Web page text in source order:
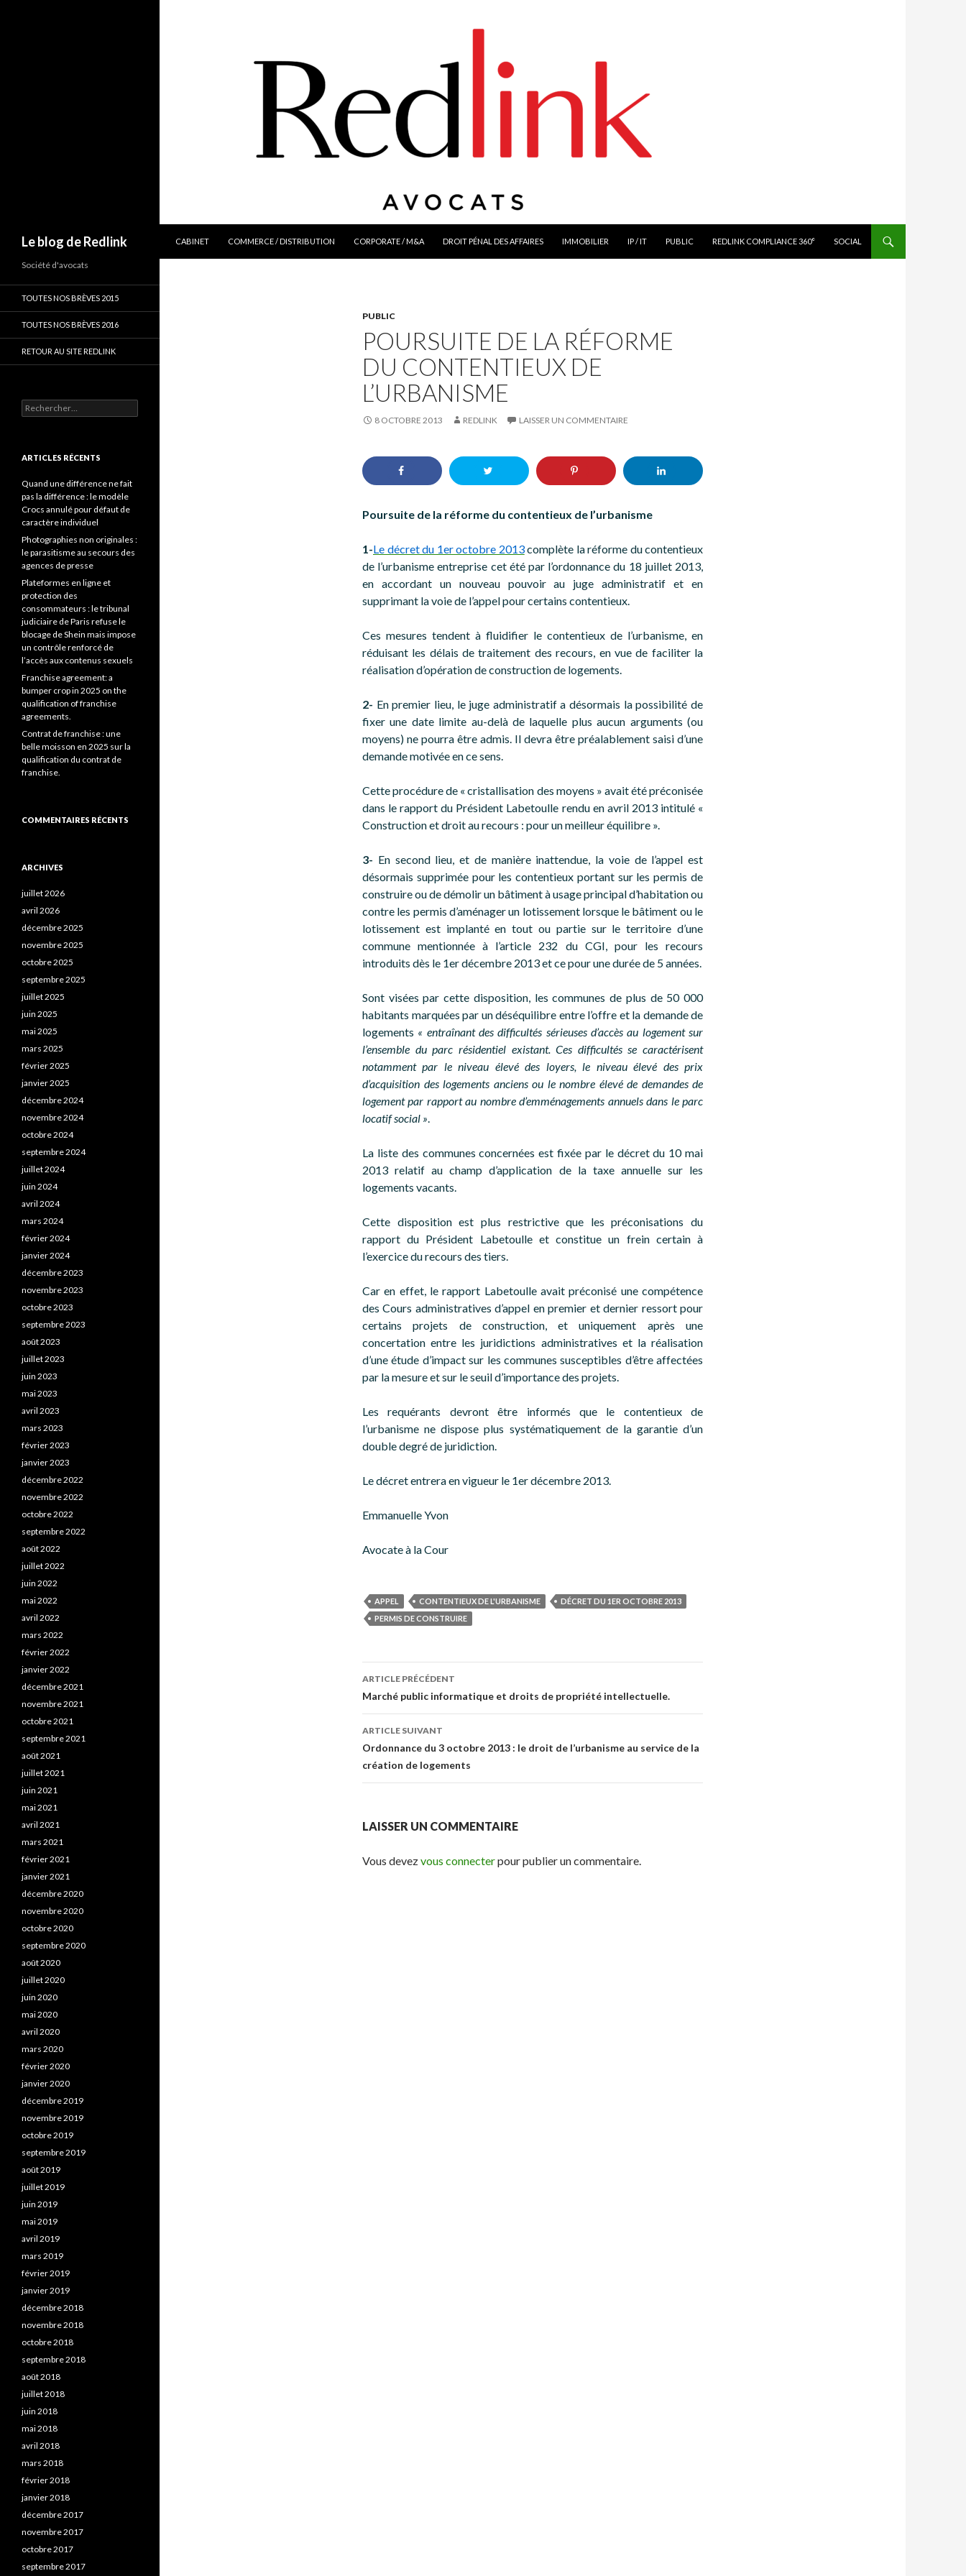
Le blog de Redlink
CABINET
COMMERCE / DISTRIBUTION CORPORATE / M&A DROIT PÉNAL DES AFFAIRES IMMOBILIER IP / IT PUBLIC REDLINK COMPLIANCE 360° SOCIAL
PUBLIC
POURSUITE DE LA RÉFORME
DU CONTENTIEUX DE
L’URBANISME
8 OCTOBRE 2013 REDLINK LAISSER UN COMMENTAIRE
Poursuite de la réforme du contentieux de l’urbanisme
1-Le décret du 1er octobre 2013complète la réforme du contentieux
de l’urbanisme entreprise cet été par l’ordonnance du 18 juillet 2013,
en accordant un nouveau pouvoir au juge administratif et en
supprimant la voie de l’appel pour certains contentieux.
Ces mesures tendent à fluidifier le contentieux de l’urbanisme, en
réduisant les délais de traitement des recours, en vue de faciliter la
réalisation d’opération de construction de logements.
2- En premier lieu, le juge administratif a désormais la possibilité de
fixer une date limite au-delà de laquelle plus aucun arguments (ou
moyens) ne pourra être admis. Il devra être préalablement saisi d’une
demande motivée en ce sens.
Cette procédure de « cristallisation des moyens » avait été préconisée
dans le rapport du Président Labetoulle rendu en avril 2013 intitulé «
Construction et droit au recours : pour un meilleur équilibre ».
3- En second lieu, et de manière inattendue, la voie de l’appel est
désormais supprimée pour les contentieux portant sur les permis de
construire ou de démolir un bâtiment à usage principal d’habitation ou
contre les permis d’aménager un lotissement lorsque le bâtiment ou le
lotissement est implanté en tout ou partie sur le territoire d’une
commune mentionnée à l’article 232 du CGI, pour les recours
introduits dès le 1er décembre 2013 et ce pour une durée de 5 années.
Sont visées par cette disposition, les communes de plus de 50 000
habitants marquées par un déséquilibre entre l’offre et la demande de
logements « entraînant des difficultés sérieuses d’accès au logement sur
l’ensemble du parc résidentiel existant. Ces difficultés se caractérisent
notamment par le niveau élevé des loyers, le niveau élevé des prix
d’acquisition des logements anciens ou le nombre élevé de demandes de
logement par rapport au nombre d’emménagements annuels dans le parc
locatif social ».
La liste des communes concernées est fixée par le décret du 10 mai
2013 relatif au champ d’application de la taxe annuelle sur les
logements vacants.
Cette disposition est plus restrictive que les préconisations du
rapport du Président Labetoulle et constitue un frein certain à
l’exercice du recours des tiers.
Car en effet, le rapport Labetoulle avait préconisé une compétence
des Cours administratives d’appel en premier et dernier ressort pour
certains projets de construction, et uniquement après une
concertation entre les juridictions administratives et la réalisation
d’une étude d’impact sur les communes susceptibles d’être affectées
par la mesure et sur le seuil d’importance des projets.
Les requérants devront être informés que le contentieux de
l’urbanisme ne dispose plus systématiquement de la garantie d’un
double degré de juridiction.
Le décret entrera en vigueur le 1er décembre 2013.
Emmanuelle Yvon
Avocate à la Cour
APPEL CONTENTIEUX DE L'URBANISME
DÉCRET DU 1ER OCTOBRE 2013
PERMIS DE CONSTRUIRE
Navigation
des
articles
ARTICLE PRÉCÉDENT
Marché public informatique et droits de propriété intellectuelle.
ARTICLE SUIVANT
Ordonnance du 3 octobre 2013 : le droit de l’urbanisme au service de la
création de logements
LAISSER UN COMMENTAIRE
Vous devezvous connecterpour publier un commentaire.
Société d'avocats
TOUTES NOS BRÈVES 2015
TOUTES NOS BRÈVES 2016
RETOUR AU SITE REDLINK
Rechercher :
ARTICLES RÉCENTS
Quand une différence ne fait
pas la différence : le modèle
Crocs annulé pour défaut de
caractère individuel
Photographies non originales :
le parasitisme au secours des
agences de presse
Plateformes en ligne et
protection des
consommateurs : le tribunal
judiciaire de Paris refuse le
blocage de Shein mais impose
un contrôle renforcé de
l’accès aux contenus sexuels
Franchise agreement: a
bumper crop in 2025 on the
qualification of franchise
agreements.
Contrat de franchise : une
belle moisson en 2025 sur la
qualification du contrat de
franchise.
COMMENTAIRES RÉCENTS
ARCHIVES
juillet 2026
avril 2026
décembre 2025
novembre 2025
octobre 2025
septembre 2025
juillet 2025
juin 2025
mai 2025
mars 2025
février 2025
janvier 2025
décembre 2024
novembre 2024
octobre 2024
septembre 2024
juillet 2024
juin 2024
avril 2024
mars 2024
février 2024
janvier 2024
décembre 2023
novembre 2023
octobre 2023
septembre 2023
août 2023
juillet 2023
juin 2023
mai 2023
avril 2023
mars 2023
février 2023
janvier 2023
décembre 2022
novembre 2022
octobre 2022
septembre 2022
août 2022
juillet 2022
juin 2022
mai 2022
avril 2022
mars 2022
février 2022
janvier 2022
décembre 2021
novembre 2021
octobre 2021
septembre 2021
août 2021
juillet 2021
juin 2021
mai 2021
avril 2021
mars 2021
février 2021
janvier 2021
décembre 2020
novembre 2020
octobre 2020
septembre 2020
août 2020
juillet 2020
juin 2020
mai 2020
avril 2020
mars 2020
février 2020
janvier 2020
décembre 2019
novembre 2019
octobre 2019
septembre 2019
août 2019
juillet 2019
juin 2019
mai 2019
avril 2019
mars 2019
février 2019
janvier 2019
décembre 2018
novembre 2018
octobre 2018
septembre 2018
août 2018
juillet 2018
juin 2018
mai 2018
avril 2018
mars 2018
février 2018
janvier 2018
décembre 2017
novembre 2017
octobre 2017
septembre 2017